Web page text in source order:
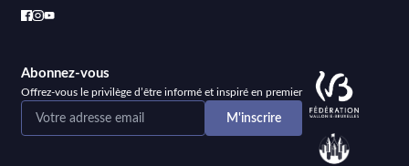
Abonnez-vous
Offrez-vous le privilège d’être informé et inspiré en premier